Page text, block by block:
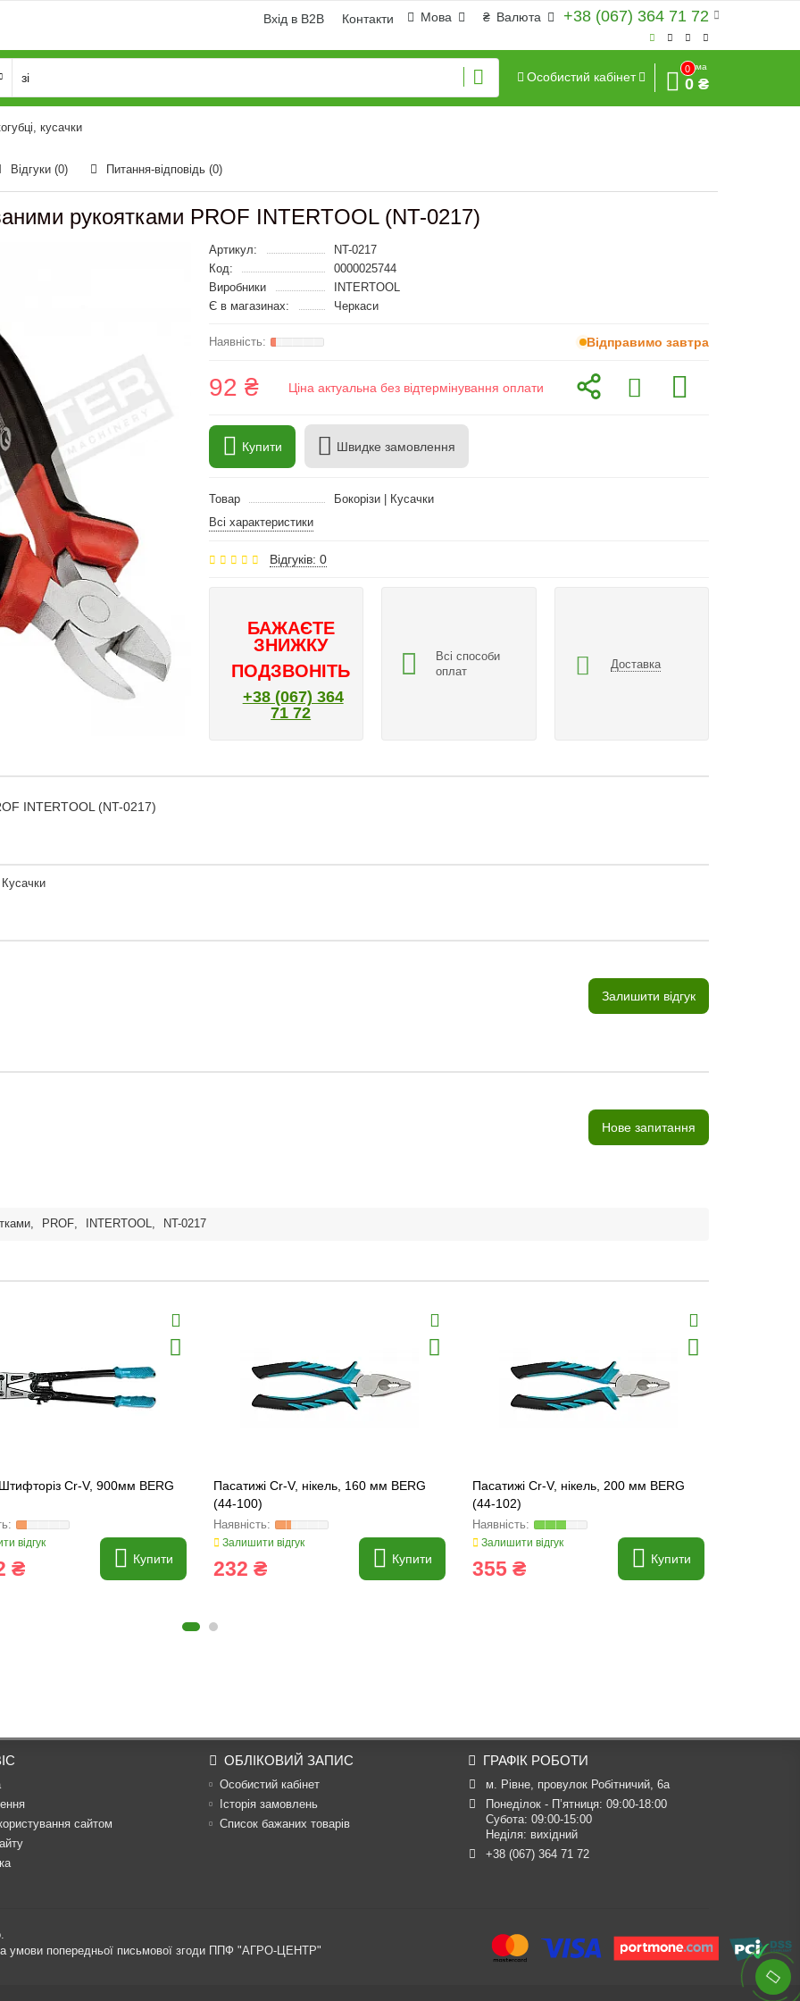
+38 (067) 364 71 72
₴ Валюта
Мова
Вхід в B2B Контакти
Особистий кабінет
0
Сума
0 ₴
кусачки
Відгуки (0) Питання-відповідь (0)
рукоятками PROF INTERTOOL (NT-0217)
Артикул:
NT-0217
Код:
0000025744
Виробники
INTERTOOL
Є в магазинах:
Черкаси
Відправимо завтра
92 ₴ Ціна актуальна без відтермінування оплати
Купити Швидке замовлення
Товар
Бокорізи | Кусачки
Всі характеристики
Відгуків: 0
БАЖАЄТЕ
ЗНИЖКУ
ПОДЗВОНІТЬ
+38 (067) 364
71 72
Всі способи
оплат
Доставка
INTERTOOL (NT-0217)
Кусачки
Залишити відгук
Нове запитання
, PROF, INTERTOOL, NT-0217
Cr-V, 900мм BERG
відгук
₴ Купити
Пасатижі Cr-V, нікель, 160 мм BERG
(44-100)
Залишити відгук
232 ₴ Купити
Пасатижі Cr-V, нікель, 200 мм BERG
(44-102)
Залишити відгук
355 ₴ Купити
сайтом
ОБЛІКОВИЙ ЗАПИС
Особистий кабінет
Історія замовлень
Список бажаних товарів
ГРАФІК РОБОТИ
м. Рівне, провулок Робітничий, 6а
Понеділок - П’ятниця: 09:00-18:00
Субота: 09:00-15:00
Неділя: вихідний
+38 (067) 364 71 72
умови попередньої письмової згоди ППФ "АГРО-ЦЕНТР"